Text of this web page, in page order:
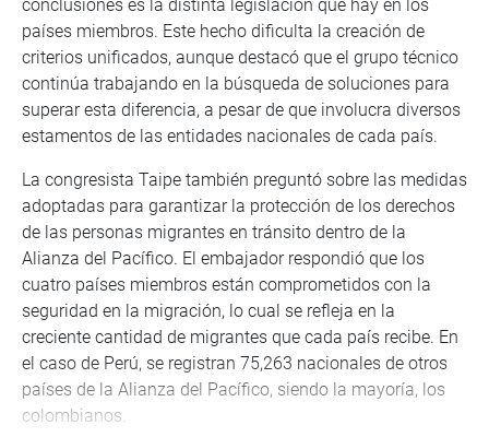
conclusiones es la distinta legislación que hay en los
países miembros. Este hecho dificulta la creación de
criterios unificados, aunque destacó que el grupo técnico
continúa trabajando en la búsqueda de soluciones para
superar esta diferencia, a pesar de que involucra diversos
estamentos de las entidades nacionales de cada país.
La congresista Taipe también preguntó sobre las medidas
adoptadas para garantizar la protección de los derechos
de las personas migrantes en tránsito dentro de la
Alianza del Pacífico. El embajador respondió que los
cuatro países miembros están comprometidos con la
seguridad en la migración, lo cual se refleja en la
creciente cantidad de migrantes que cada país recibe. En
el caso de Perú, se registran 75,263 nacionales de otros
países de la Alianza del Pacífico, siendo la mayoría, los
colombianos.